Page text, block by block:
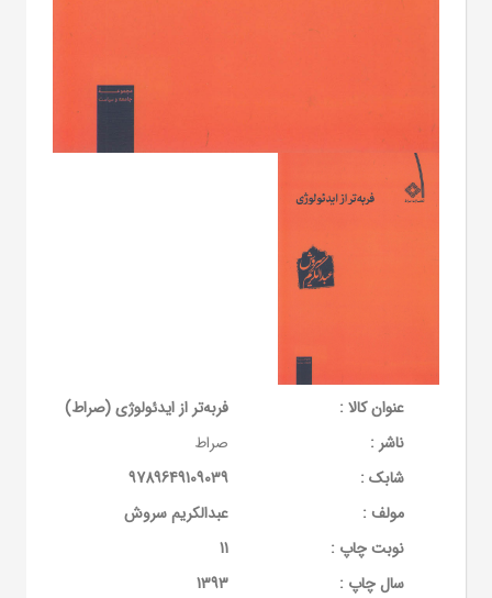
عنوان کالا :
فربه‌تر از ایدئولوژی (صراط)
ناشر :
صراط
شابک :
9789649109039
مولف :
عبدالکریم سروش
نوبت چاپ :
11
سال چاپ :
1393